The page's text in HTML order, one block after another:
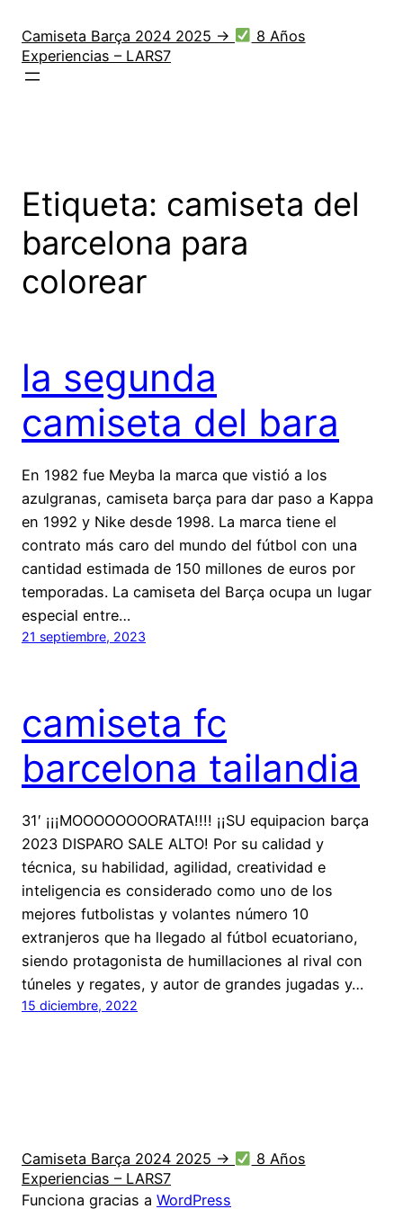
contenido
Camiseta Barça 2024 2025 →
8 Años
Experiencias – LARS7
Etiqueta: camiseta del
barcelona para
colorear
la segunda
camiseta del bara
En 1982 fue Meyba la marca que vistió a los
azulgranas, camiseta barça para dar paso a Kappa
en 1992 y Nike desde 1998. La marca tiene el
contrato más caro del mundo del fútbol con una
cantidad estimada de 150 millones de euros por
temporadas. La camiseta del Barça ocupa un lugar
especial entre…
21 septiembre, 2023
camiseta fc
barcelona tailandia
31′ ¡¡¡MOOOOOOOORATA!!!! ¡¡SU equipacion barça
2023 DISPARO SALE ALTO! Por su calidad y
técnica, su habilidad, agilidad, creatividad e
inteligencia es considerado como uno de los
mejores futbolistas y volantes número 10
extranjeros que ha llegado al fútbol ecuatoriano,
siendo protagonista de humillaciones al rival con
túneles y regates, y autor de grandes jugadas y…
15 diciembre, 2022
Camiseta Barça 2024 2025 →
8 Años
Experiencias – LARS7
Funciona gracias a WordPress